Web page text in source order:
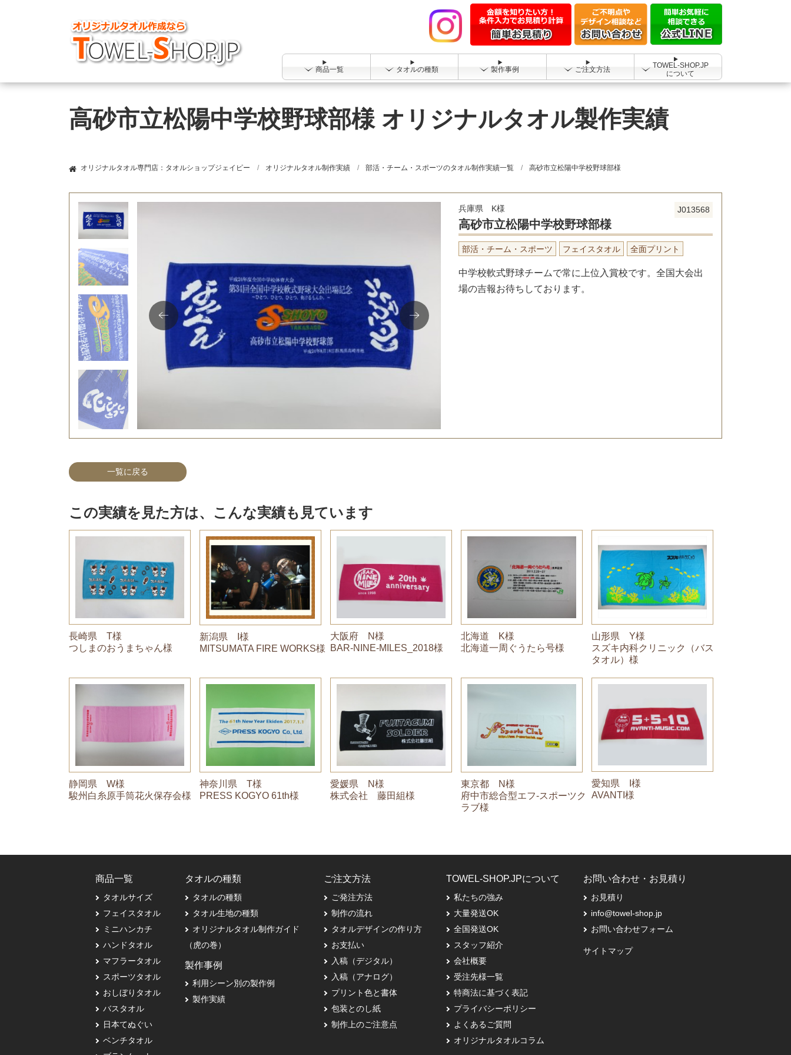
商品一覧 タオルの種類 製作事例 ご注文方法
TOWEL-SHOP.JP
について
高砂市立松陽中学校野球部様 オリジナルタオル製作実績
オリジナルタオル専門店：タオルショップジェイピー オリジナルタオル制作実績 部活・チーム・スポーツのタオル制作実績一覧 高砂市立松陽中学校野球部様
J013568
兵庫県 K様
高砂市立松陽中学校野球部様
部活・チーム・スポーツ フェイスタオル 全面プリント
中学校軟式野球チームで常に上位入賞校です。全国大会出
場の吉報お待ちしております。
一覧に戻る
この実績を見た方は、こんな実績も見ています
長崎県 T様
つしまのおうまちゃん様
新潟県 I様
MITSUMATA FIRE WORKS様
大阪府 N様
BAR-NINE-MILES_2018様
北海道 K様
北海道一周ぐうたら号様
山形県 Y様
スズキ内科クリニック（バス
タオル）様
静岡県 W様
駿州白糸原手筒花火保存会様
神奈川県 T様
PRESS KOGYO 61th様
愛媛県 N様
株式会社 藤田組様
東京都 N様
府中市総合型エフ-スポーツク
ラブ様
愛知県 I様
AVANTI様
商品一覧
タオルサイズ
フェイスタオル
ミニハンカチ
ハンドタオル
マフラータオル
スポーツタオル
おしぼりタオル
バスタオル
日本てぬぐい
ベンチタオル
タオルの種類
タオルの種類
タオル生地の種類
オリジナルタオル制作ガイド
（虎の巻）
製作事例
利用シーン別の製作例
製作実績
ご注文方法
ご発注方法
制作の流れ
タオルデザインの作り方
お支払い
入稿（デジタル）
入稿（アナログ）
プリント色と書体
包装とのし紙
制作上のご注意点
TOWEL-SHOP.JPについて
私たちの強み
大量発送OK
全国発送OK
スタッフ紹介
会社概要
受注先様一覧
特商法に基づく表記
プライバシーポリシー
よくあるご質問
オリジナルタオルコラム
お問い合わせ・お見積り
お見積り
info@towel-shop.jp
お問い合わせフォーム
サイトマップ